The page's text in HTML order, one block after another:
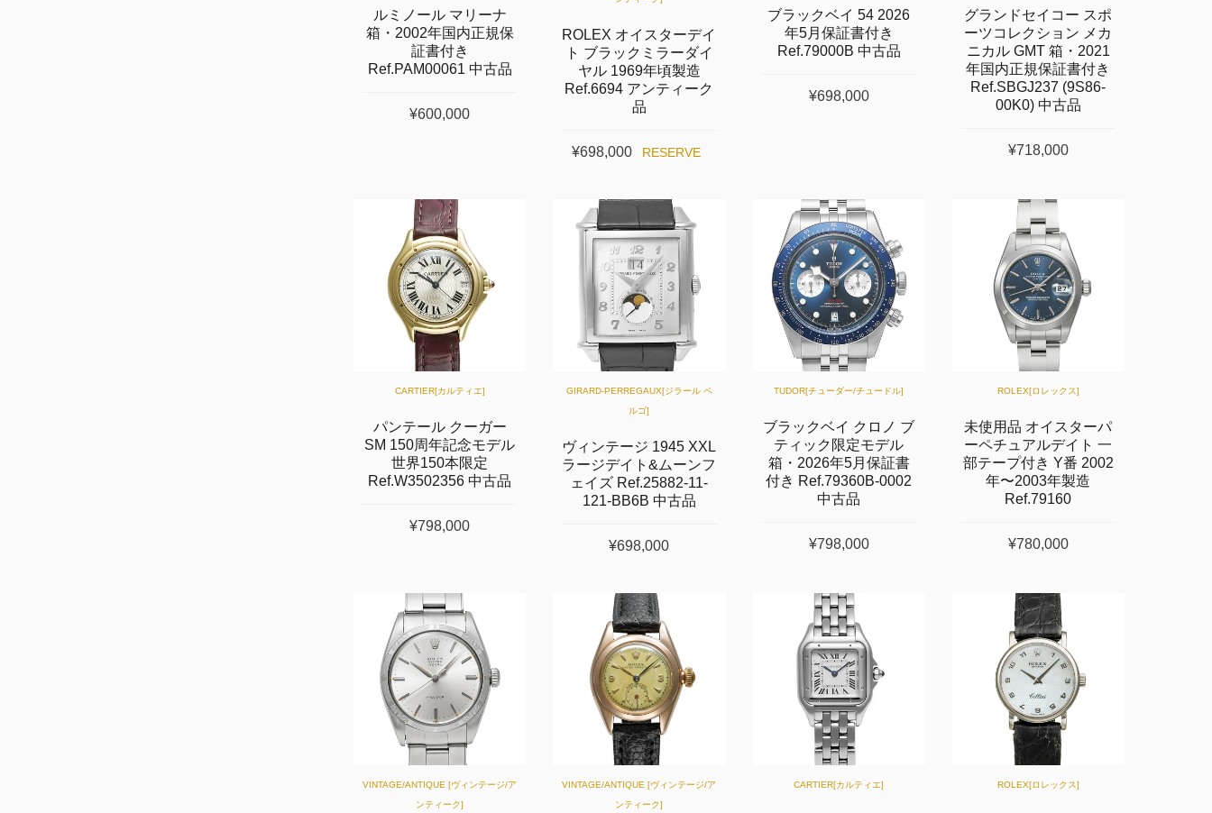
ルミノール マリーナ
箱・2002年国内正規保
証書付き
Ref.PAM00061 中古品
¥600,000
ROLEX オイスターデイ
ト ブラックミラーダイ
ヤル 1969年頃製造
Ref.6694 アンティーク
品
¥698,000 RESERVE
ブラックベイ 54 2026
年5月保証書付き
Ref.79000B 中古品
¥698,000
グランドセイコー スポ
ーツコレクション メカ
ニカル GMT 箱・2021
年国内正規保証書付き
Ref.SBGJ237 (9S86-
00K0) 中古品
¥718,000
CARTIER[カルティエ]
パンテール クーガー
SM 150周年記念モデル
世界150本限定
Ref.W3502356 中古品
¥798,000
GIRARD-PERREGAUX[ジラール ペ
ルゴ]
ヴィンテージ 1945 XXL
ラージデイト&ムーンフ
ェイズ Ref.25882-11-
121-BB6B 中古品
¥698,000
TUDOR[チューダー/チュードル]
ブラックベイ クロノ ブ
ティック限定モデル
箱・2026年5月保証書
付き Ref.79360B-0002
中古品
¥798,000
ROLEX[ロレックス]
未使用品 オイスターパ
ーペチュアルデイト 一
部テープ付き Y番 2002
年〜2003年製造
Ref.79160
¥780,000
VINTAGE/ANTIQUE [ヴィンテージ/ア
ンティーク]
VINTAGE/ANTIQUE [ヴィンテージ/ア
ンティーク]
CARTIER[カルティエ] ROLEX[ロレックス]